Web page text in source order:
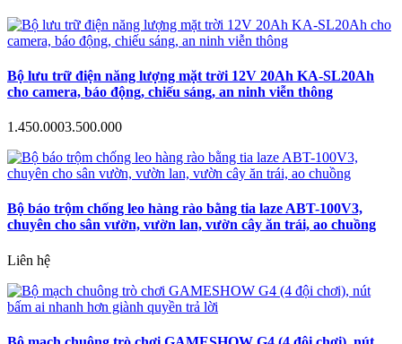
Bộ lưu trữ điện năng lượng mặt trời 12V 20Ah KA-SL20Ah
cho camera, báo động, chiếu sáng, an ninh viễn thông
1.450.0003.500.000
Bộ báo trộm chống leo hàng rào bằng tia laze ABT-100V3,
chuyên cho sân vườn, vườn lan, vườn cây ăn trái, ao chuồng
Liên hệ